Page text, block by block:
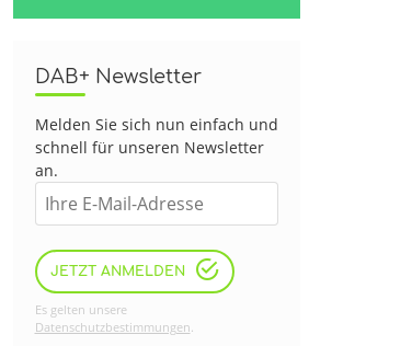
DAB+ Newsletter
Melden Sie sich nun einfach und
schnell für unseren Newsletter
an.
JETZT ANMELDEN
Es gelten unsere
Datenschutzbestimmungen